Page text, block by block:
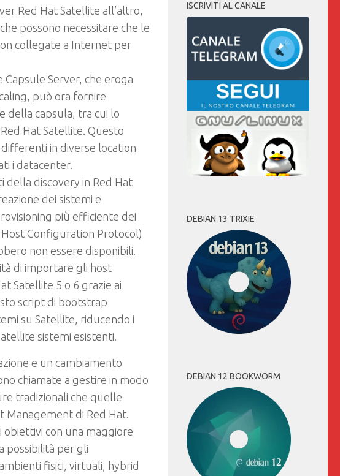
Red Hat Satellite all’altro,
possono necessitare che le
collegate a Internet per
Capsule Server, che eroga
può ora fornire
della capsula, tra cui lo
Hat Satellite. Questo
in diverse location
i datacenter.
della discovery in Red Hat
dei sistemi e
più efficiente dei
Host Configuration Protocol)
non essere disponibili.
di importare gli host
Satellite 5 o 6 grazie ai
script di bootstrap
su Satellite, riducendo i
sistemi esistenti.
e un cambiamento
chiamate a gestire in modo
tradizionali che quelle
Management di Red Hat.
obiettivi con una maggiore
possibilità per gli
fisici, virtuali, hybrid
ISCRIVITI AL CANALE
DEBIAN 13 TRIXIE
DEBIAN 12 BOOKWORM